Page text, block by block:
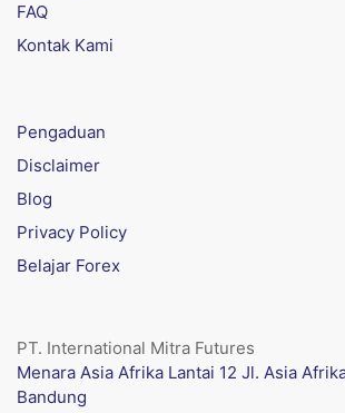
FAQ
Kontak Kami
Pengaduan
Disclaimer
Blog
Privacy Policy
Belajar Forex
PT. International Mitra Futures
Menara Asia Afrika Lantai 12 Jl. Asia
Bandung